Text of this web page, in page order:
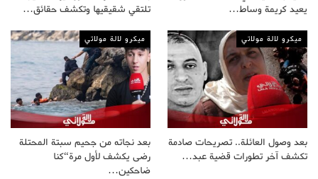
يعيد كريمة وساط…
تلتقي شقيقيها وتكشف حقائق…
ميكرو لالة مولاتي
بعد وصول العائلة.. تصريحات صادمة
تكشف آخر تطورات قضية عبد…
ميكرو لالة مولاتي
بعد نجاته من جحيم سبتة المحتلة
رضى يكشف لأول مرة“كنا
ضاحكين…